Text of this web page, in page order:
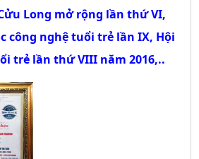
Long mở rộng lần thứ VI,
công nghệ tuổi trẻ lần IX, Hội
trẻ lần thứ VIII năm 2016,..